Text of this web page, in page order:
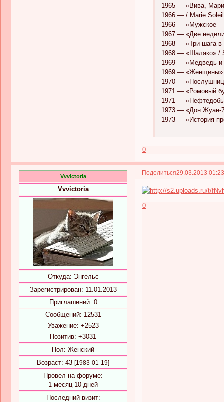
1965 — «Вива,
1966 — / Marie Soleil
1966 — «Мужское —
1967 — «Две
1968 — «Три шага в
1968 — «Шалако» /
1969 — «Медведь и
1969 — «Женщины»
1970 —
1971 — «Ромовый
1971 —
1973 — «Дон Жуан-
1973 — «История
0
Поделиться29.03.2013
Vvvictoria
Vvvictoria
Откуда: Энгельс
Зарегистрирован: 11.01.2013
Приглашений: 0
Сообщений: 12531
Уважение: +2523
Позитив: +3031
Пол: Женский
Возраст: 43 [1983-01-19]
Провел на форуме:
1 месяц 10 дней
Последний визит:
0